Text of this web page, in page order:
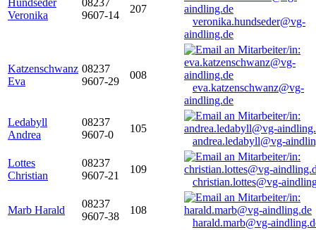
Hundseder
Veronika
08237
9607-14
207
veronika.hundseder@vg-
aindling.de
Katzenschwanz
Eva
08237
9607-29
008
eva.katzenschwanz@vg-
aindling.de
Ledabyll
Andrea
08237
9607-0
105
andrea.ledabyll@vg-
Lottes
Christian
08237
9607-21
109
christian.lottes@vg-
Marb Harald
08237
9607-38
108
harald.marb@vg-